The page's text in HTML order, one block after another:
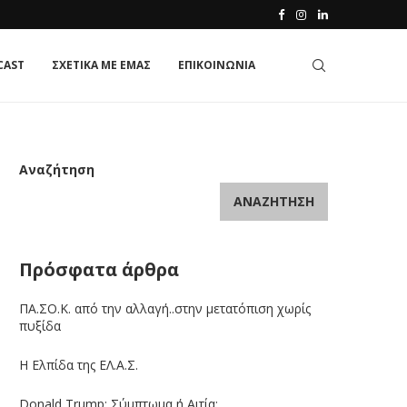
ΣΧΕΤΙΚΑ ΜΕ ΕΜΑΣ ΕΠΙΚΟΙΝΩΝΙΑ
Αναζήτηση
ΑΝΑΖΉΤΗΣΗ
Πρόσφατα άρθρα
ΠΑ.ΣΟ.Κ. από την αλλαγή..στην μετατόπιση χωρίς
πυξίδα
Η Ελπίδα της ΕΛ.Α.Σ.